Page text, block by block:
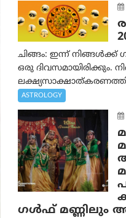
ചിങ്ങം: ഇന്ന്
ഒരു ദിവസമായിരിക്കും.
ASTROLOGY
ഗൾഫ് മണ്ണിലും